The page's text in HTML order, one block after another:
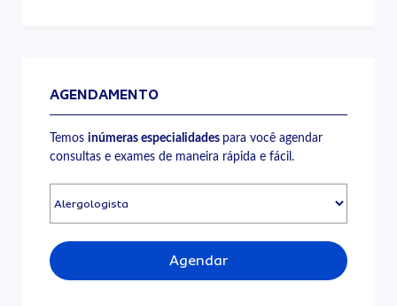
AGENDAMENTO
Temosinúmeras especialidades para você agendar
consultas e exames de maneira rápida e fácil.
Agendar